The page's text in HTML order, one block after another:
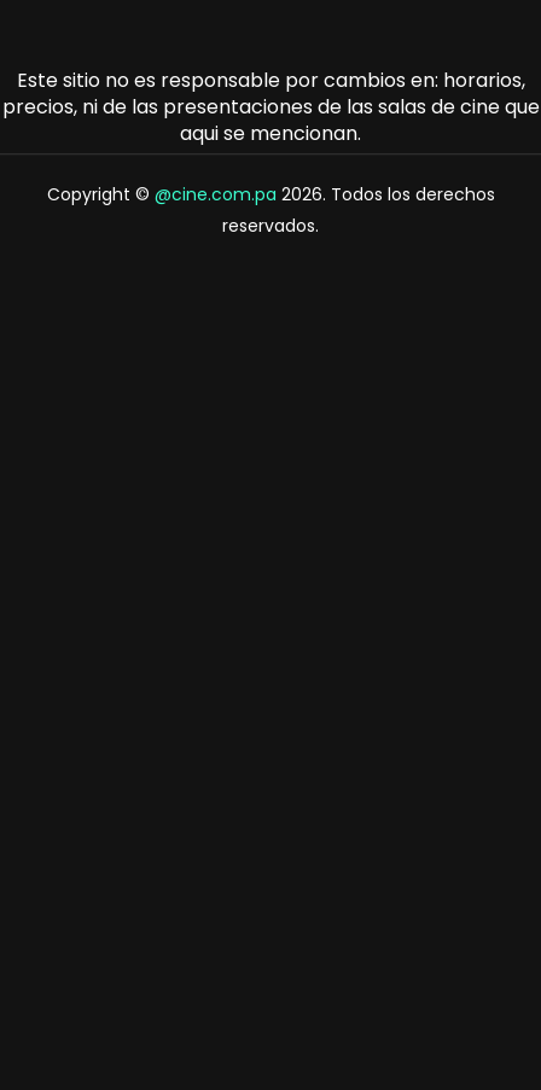
Este sitio no es responsable por cambios en: horarios,
precios, ni de las presentaciones de las salas de cine que
aqui se mencionan.
Copyright © @cine.com.pa 2026. Todos los derechos
reservados.